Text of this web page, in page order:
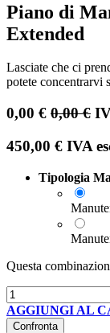
Piano di
Extended
Lasciate che ci
potete concentrarvi
0,00 € 0,00€
450,00 € IVA
Tipologia
Questa
AGGIUNGI AL
Confronta